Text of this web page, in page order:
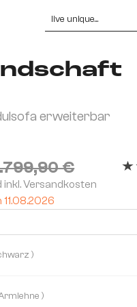
erweiterbar
€
inkl. Versandkosten
( Schwarz/Schwarz )
( Ohne Armlehne )